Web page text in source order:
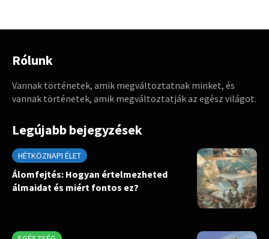
Rólunk
Vannak történetek, amik megváltoztatnak minket, és
vannak történetek, amik megváltoztatják az egész világot.
Legújabb bejegyzések
HÉTKÖZNAPI ÉLET
Álomfejtés: Hogyan értelmezheted
álmaidat és miért fontos ez?